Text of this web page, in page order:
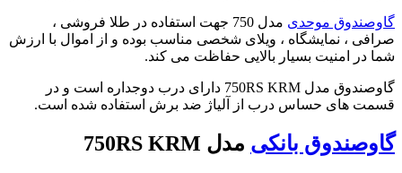
گاوصندوق موحدی
مدل 750 جهت استفاده در طلا فروشی ،
صرافی ، نمایشگاه ، ویلای شخصی مناسب بوده و از اموال با ارزش
شما در امنیت بسیار بالایی حفاظت می کند.
گاوصندوق مدل 750RS KRM دارای درب دوجداره است و در
قسمت های حساس درب از آلیاژ ضد برش استفاده شده است.
گاوصندوق بانکی مدل 750RS KRM